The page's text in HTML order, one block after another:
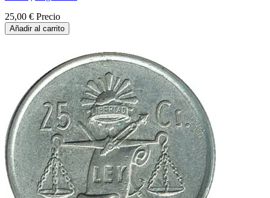
25,00 € Precio
Añadir al carrito